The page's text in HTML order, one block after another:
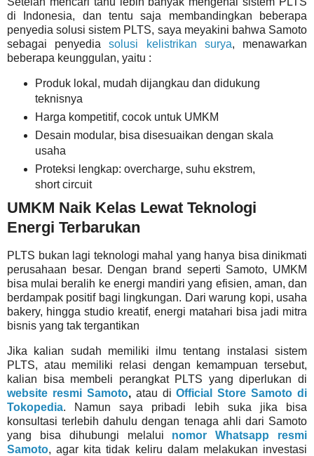
di Indonesia, dan tentu saja membandingkan beberapa
penyedia solusi sistem PLTS, saya meyakini bahwa Samoto
sebagai penyediasolusi kelistrikan surya, menawarkan
beberapa keunggulan, yaitu :
Produk lokal, mudah dijangkau dan didukung
teknisnya
Harga kompetitif, cocok untuk UMKM
Desain modular, bisa disesuaikan dengan skala
usaha
Proteksi lengkap: overcharge, suhu ekstrem,
short circuit
UMKM Naik Kelas Lewat Teknologi
Energi Terbarukan
PLTS bukan lagi teknologi mahal yang hanya bisa dinikmati
perusahaan besar. Dengan brand seperti Samoto, UMKM
bisa mulai beralih ke energi mandiri yang efisien, aman, dan
berdampak positif bagi lingkungan. Dari warung kopi, usaha
bakery, hingga studio kreatif, energi matahari bisa jadi mitra
bisnis yang tak tergantikan
Jika kalian sudah memiliki ilmu tentang instalasi sistem
PLTS, atau memiliki relasi dengan kemampuan tersebut,
kalian bisa membeli perangkat PLTS yang diperlukan di
website resmi Samoto, atau diOfficial Store Samoto di
Tokopedia. Namun saya pribadi lebih suka jika bisa
konsultasi terlebih dahulu dengan tenaga ahli dari Samoto
yang bisa dihubungi melalui nomor Whatsapp resmi
Samoto, agar kita tidak keliru dalam melakukan investasi